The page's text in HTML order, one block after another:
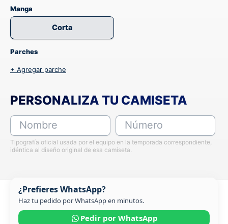
Manga
Corta
Parches
+ Agregar parche
PERSONALIZA TU CAMISETA
Nombre Número
Tipografía oficial usada por el equipo en la temporada correspondiente,
idéntica al diseño original de esa camiseta.
¿Prefieres WhatsApp?
Haz tu pedido por WhatsApp en minutos.
Pedir por WhatsApp